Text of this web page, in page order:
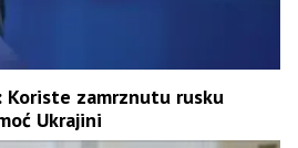
Koriste zamrznutu rusku
Ukrajini